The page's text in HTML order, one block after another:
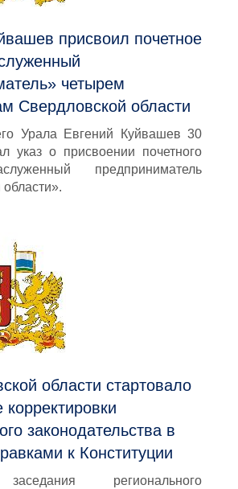
присвоил почетное
четырем
Свердловской области
Урала Евгений Куйвашев 30
указ о присвоении почетного
предприниматель
области стартовало
законодательства в
к Конституции
регионального